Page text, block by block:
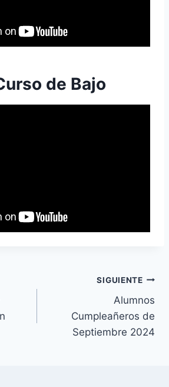
de Bajo
SIGUIENTE
Alumnos
Cumpleañeros de
Septiembre 2024